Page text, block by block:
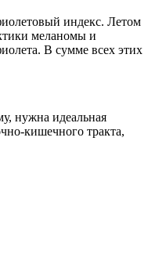
индекс. Летом
меланомы и
В сумме всех этих
нужна идеальная
кишечного тракта,